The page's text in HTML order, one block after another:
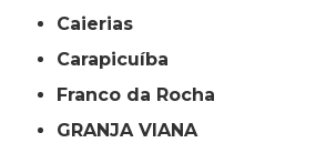
Caierias
Carapicuíba
Franco da Rocha
GRANJA VIANA